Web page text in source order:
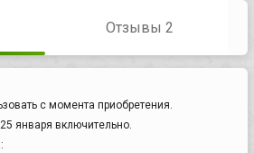
Отзывы 2
с момента приобретения.
января включительно.